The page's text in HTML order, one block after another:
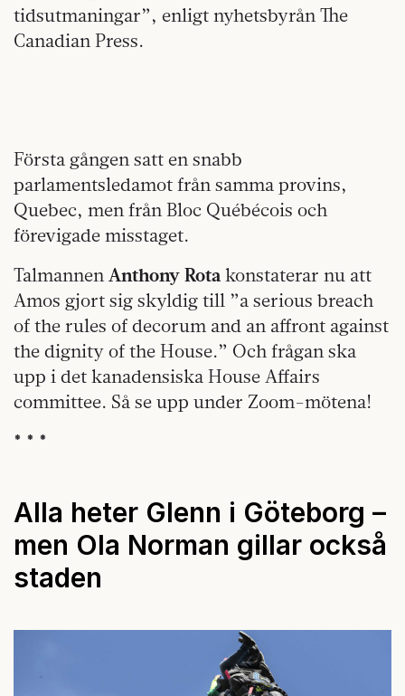
tidsutmaningar”, enligt nyhetsbyrån The
Canadian Press.
Första gången satt en snabb
parlamentsledamot från samma provins,
Quebec, men från Bloc Québécois och
förevigade misstaget.
Talmannen Anthony Rota konstaterar nu att
Amos gjort sig skyldig till ”a serious breach
of the rules of decorum and an affront against
the dignity of the House.” Och frågan ska
upp i det kanadensiska House Affairs
committee. Så se upp under Zoom-mötena!
* * *
Alla heter Glenn i Göteborg –
men Ola Norman gillar också
staden